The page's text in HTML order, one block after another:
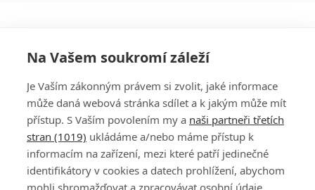
PŘIHLÁSIT
REGISTROVAT
DISKUZE
Na Vašem soukromí záleží
Je Vaším zákonným právem si zvolit, jaké informace
může daná webová stránka sdílet a k jakým může mít
přístup. S Vaším povolením my a naši partneři třetích
stran (1019) ukládáme a/nebo máme přístup k
informacím na zařízení, mezi které patří jedinečné
identifikátory v cookies a datech prohlížení, abychom
mohli shromažďovat a zpracovávat osobní údaje.